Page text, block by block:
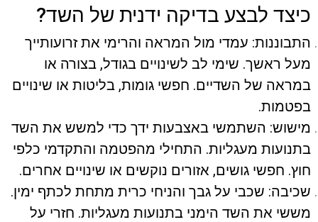
כיצד לבצע בדיקה ידנית של השד?
התבוננות: עמדי מול המראה והרימי את זרועותייך
מעל ראשך. שימי לב לשינויים בגודל, בצורה או
במראה של השדיים. חפשי גומות, בליטות או שינויים
בפטמות.
מישוש: השתמשי באצבעות ידך כדי למשש את השד
בתנועות מעגליות. התחילי מהפטמה והתקדמי כלפי
חוץ. חפשי גושים, אזורים נוקשים או שינויים אחרים.
שכיבה: שכבי על גבך והניחי כרית מתחת לכתף ימין.
מששי את השד הימני בתנועות מעגליות. חזרי על